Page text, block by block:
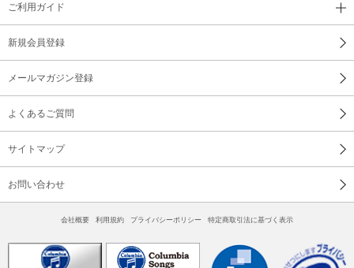
ご利用ガイド
新規会員登録
メールマガジン登録
よくあるご質問
サイトマップ
お問い合わせ
会社概要 利用規約 プライバシーポリシー 特定商取引法に基づく表示